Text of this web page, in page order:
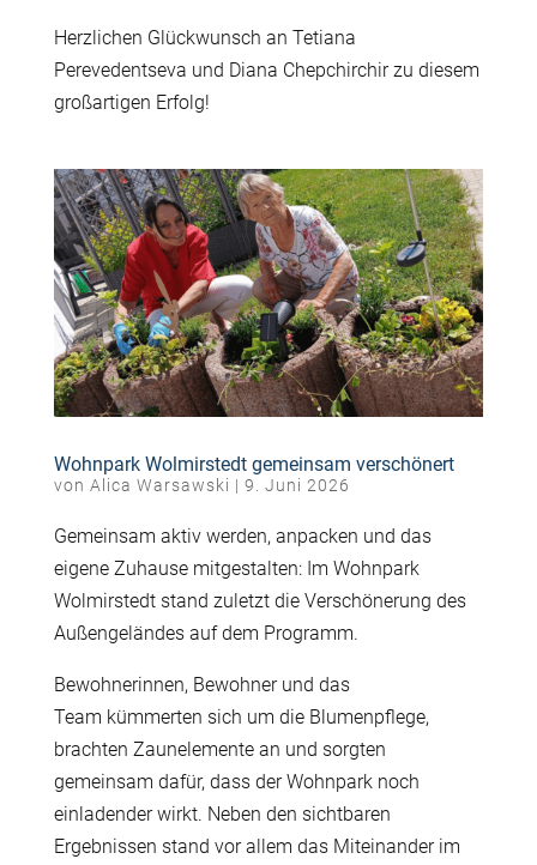
Herzlichen Glückwunsch an Tetiana
Perevedentseva und Diana Chepchirchir zu diesem
großartigen Erfolg!
Wohnpark Wolmirstedt gemeinsam verschönert
von Alica Warsawski | 9. Juni 2026
Gemeinsam aktiv werden, anpacken und das
eigene Zuhause mitgestalten: Im Wohnpark
Wolmirstedt stand zuletzt die Verschönerung des
Außengeländes auf dem Programm.
Bewohnerinnen, Bewohner und das
Team kümmerten sich um die Blumenpflege,
brachten Zaunelemente an und sorgten
gemeinsam dafür, dass der Wohnpark noch
einladender wirkt. Neben den sichtbaren
Ergebnissen stand vor allem das Miteinander im